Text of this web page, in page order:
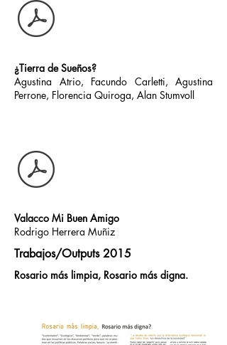
¿Tierra de Sueños?
Agustina Atrio, Facundo Carletti, Agustina
Perrone, Florencia Quiroga, Alan Stumvoll
Valacco Mi Buen Amigo
Rodrigo Herrera Muñiz
Trabajos/Outputs 2015
Rosario más limpia, Rosario más digna.